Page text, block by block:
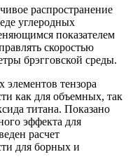
распространение
углеродных
показателем
скоростью
брэгговской среды.
элементов тензора
как для объемных, так
титана. Показано
эффекта для
расчет
для борных и